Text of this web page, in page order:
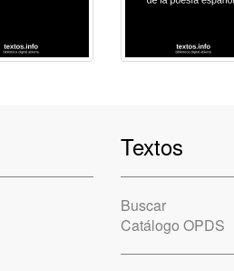
Textos
Buscar
Catálogo OPDS